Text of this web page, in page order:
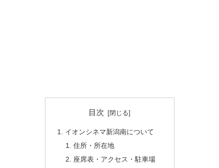
目次
イオンシネマ新潟南について
住所・所在地
座席表・アクセス・駐車場